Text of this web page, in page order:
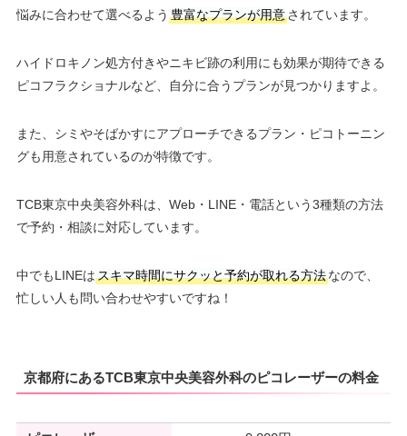
悩みに合わせて選べるよう 豊富なプランが用意されています。
ハイドロキノン処方付きやニキビ跡の利用にも効果が期待できる
ピコフラクショナルなど、自分に合うプランが見つかりますよ。
また、シミやそばかすにアプローチできるプラン・ピコトーニン
グも用意されているのが特徴です。
TCB東京中央美容外科は、Web・LINE・電話という3種類の方法
で予約・相談に対応しています。
中でもLINEはスキマ時間にサクッと予約が取れる方法なので、
忙しい人も問い合わせやすいですね！
京都府にあるTCB東京中央美容外科のピコレーザーの料金